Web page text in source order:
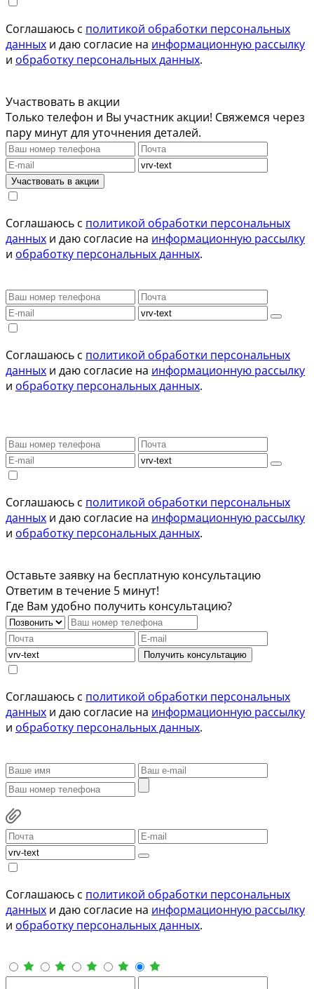
Соглашаюсь с политикой обработки персональных
данных и даю согласие на информационную рассылку
и обработку персональных данных.
Участвовать в акции
Только телефон и Вы участник акции! Свяжемся через
пару минут для уточнения деталей.
Участвовать в акции
Соглашаюсь с политикой обработки персональных
данных и даю согласие на информационную рассылку
и обработку персональных данных.
Соглашаюсь с политикой обработки персональных
данных и даю согласие на информационную рассылку
и обработку персональных данных.
Соглашаюсь с политикой обработки персональных
данных и даю согласие на информационную рассылку
и обработку персональных данных.
Оставьте заявку на бесплатную консультацию
Ответим в течение 5 минут!
Где Вам удобно получить консультацию?
Получить консультацию
Соглашаюсь с политикой обработки персональных
данных и даю согласие на информационную рассылку
и обработку персональных данных.
Соглашаюсь с политикой обработки персональных
данных и даю согласие на информационную рассылку
и обработку персональных данных.